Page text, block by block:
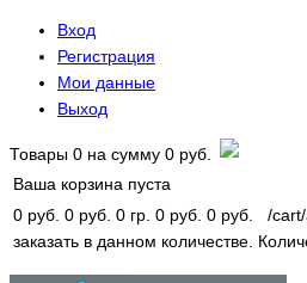
Вход
Регистрация
Мои данные
Выход
Товары 0 на сумму 0 руб.
Ваша корзина пуста
0 руб. 0 руб. 0 гр. 0 руб. 0 руб. /
заказать в данном количестве.